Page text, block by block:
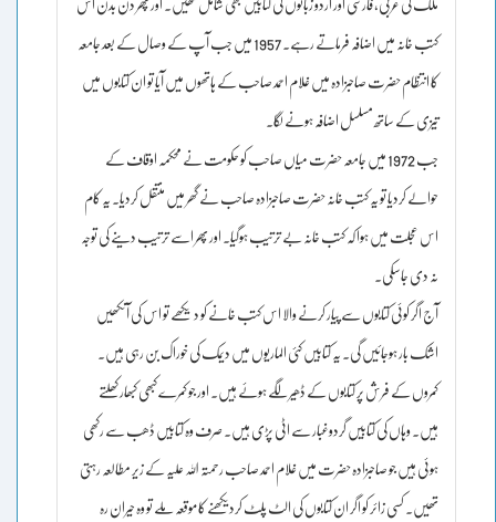
ملک کی عربی، فارسی اور اردو زبانوں کی کتابیں بھی شامل تھیں۔ اور پھر دن بدن اس
کتب خانہ میں اضافہ فرماتے رہے۔ 1957 میں جب آپ کے وصال کے بعد جامعہ
کا انتظام حضرت صاحبزادہ میں غلام احمد صاحب کے ہاتھوں میں آیا تو ان کتابوں میں
تیزی کے ساتھ مسلسل اضافہ ہونے لگا۔
جب 1972 میں جامعہ حضرت میاں صاحب کو حکومت نے محکمہ اوقاف کے
حوالے کردیا تو یہ کتب خانہ حضرت صاحبزادہ صاحب نے گھر میں منتقل کردیا۔ یہ کام
اس عجلت میں ہوا کہ کتب خانہ بے ترتیب ہوگیا۔ اور پھر اسے ترتیب دینے کی توجہ
نہ دی جاسکی۔
آج اگر کوئی کتابوں سے پیار کرنے والا اس کتب خانے کو دیکھے تو اس کی آنکھیں
اشک بار ہوجائیں گی۔ یہ کتابیں کئی الماریوں میں دیمک کی خوراک بن رہی ہیں۔
کمروں کے فرش پر کتابوں کے ڈھیر لگے ہوئے ہیں۔ اور جو کمرے کبھی کبھار کھلتے
ہیں۔ وہاں کی کتابیں گردوغبار سے اٹی پڑی ہیں۔ صرف وہ کتابیں ڈھب سے رکھی
ہوئی ہیں جو صاحبزادہ حضرت میں غلام احمد صاحب رحمتہ اللہ علیہ کے زیر مطالعہ رہتی
تھیں۔ کسی زائر کو اگر ان کتابوں کی الٹ پلٹ کردیکھنے کا موقعہ ملے تو وہ حیران رہ